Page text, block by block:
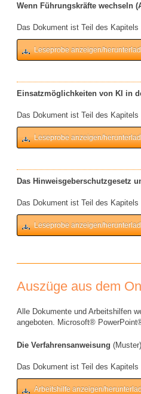
Wenn Führungskräfte wechseln
Das Dokument ist Teil des Kapitels
Leseprobe anzeigen/
Einsatzmöglichkeiten von KI in
Das Dokument ist Teil des
Leseprobe anzeigen/
Das Hinweisgeberschutzgesetz
Das Dokument ist Teil des Kapitels
Leseprobe anzeigen/
Auszüge aus dem
Alle Dokumente und Arbeitshilfen
angeboten. Microsoft®
Die Verfahrensanweisung (Muster)
Das Dokument ist Teil des
Arbeitshilfe anzeigen/